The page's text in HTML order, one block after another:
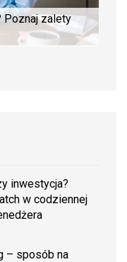
Poznaj zalety
inwestycja?
w codziennej
– sposób na